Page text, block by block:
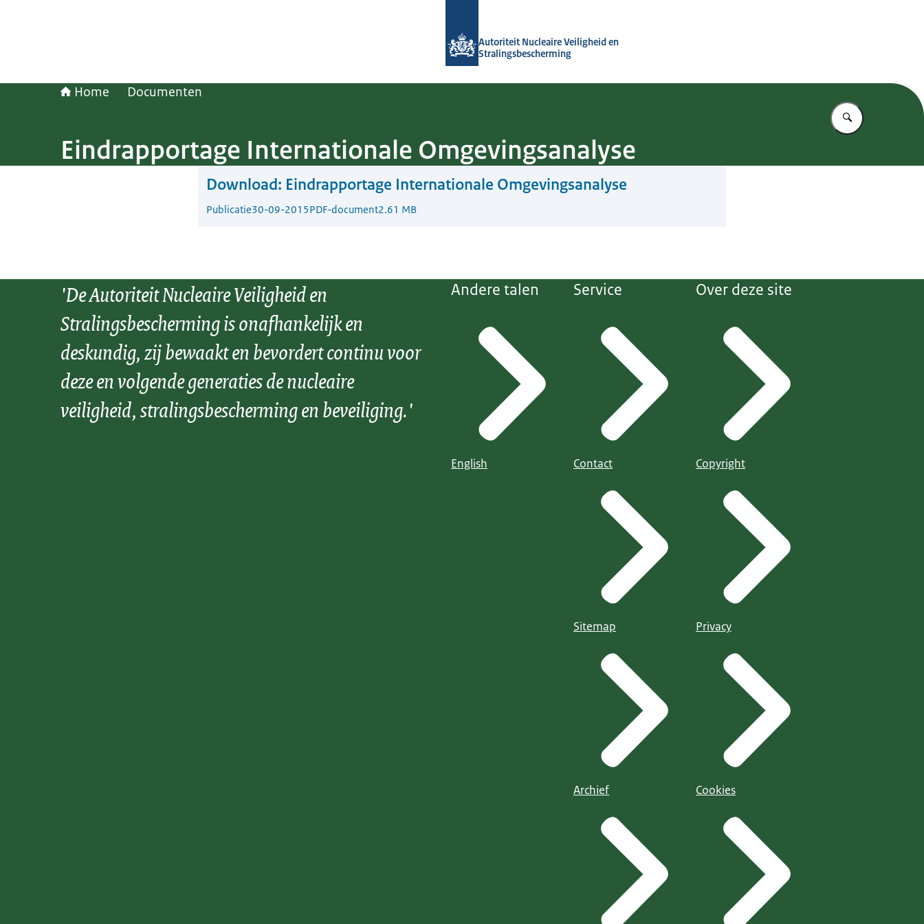
Autoriteit Nucleaire Veiligheid en
Stralingsbescherming
Home Documenten
Vul in wat u
Eindrapportage Internationale Omgevingsanalyse
Download: Eindrapportage Internationale Omgevingsanalyse
Publicatie30-09-2015PDF-document2.61 MB
'De Autoriteit Nucleaire Veiligheid en
Stralingsbescherming is onafhankelijk en
deskundig, zij bewaakt en bevordert continu voor
deze en volgende generaties de nucleaire
veiligheid, stralingsbescherming en beveiliging.'
Andere talen
English
Service
Contact
Sitemap
Archief
Over deze site
Copyright
Privacy
Cookies